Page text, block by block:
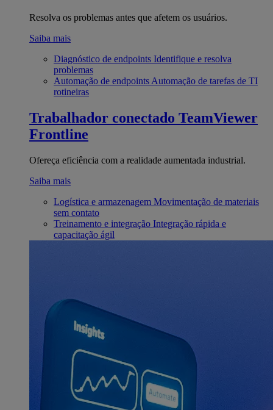
Resolva os problemas antes que afetem os usuários.
Saiba mais
Diagnóstico de endpoints Identifique e resolva
problemas
Automação de endpoints Automação de tarefas de TI
rotineiras
Trabalhador conectado TeamViewer
Frontline
Ofereça eficiência com a realidade aumentada industrial.
Saiba mais
Logística e armazenagem Movimentação de materiais
sem contato
Treinamento e integração Integração rápida e
capacitação ágil